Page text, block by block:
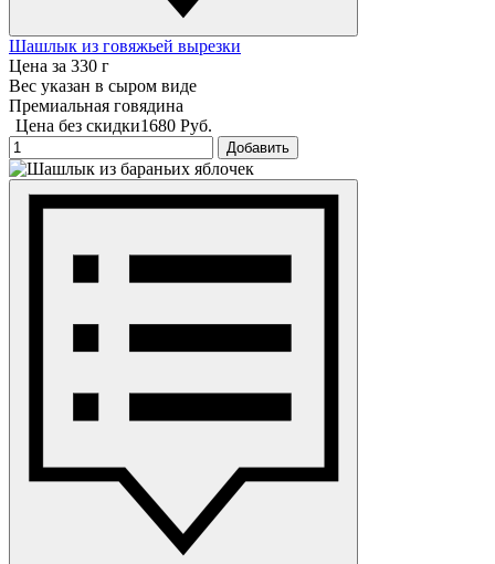
Шашлык из говяжьей вырезки
Цена за 330 г
Вес указан в сыром виде
Премиальная говядина
Цена без скидки1680 Руб.
Добавить